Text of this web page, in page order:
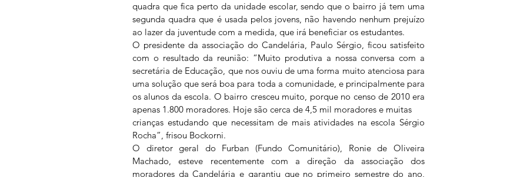
quadra que fica perto da unidade escolar, sendo que o bairro já tem uma
segunda quadra que é usada pelos jovens, não havendo nenhum prejuízo
ao lazer da juventude com a medida, que irá beneficiar os estudantes.
O presidente da associação do Candelária, Paulo Sérgio, ficou satisfeito
com o resultado da reunião: “Muito produtiva a nossa conversa com a
secretária de Educação, que nos ouviu de uma forma muito atenciosa para
uma solução que será boa para toda a comunidade, e principalmente para
os alunos da escola. O bairro cresceu muito, porque no censo de 2010 era
apenas 1.800 moradores. Hoje são cerca de 4,5 mil moradores e muitas
crianças estudando que necessitam de mais atividades na escola Sérgio
Rocha”, frisou Bockorni.
O diretor geral do Furban (Fundo Comunitário), Ronie de Oliveira
Machado, esteve recentemente com a direção da associação dos
moradores da Candelária e garantiu que no primeiro semestre do ano,